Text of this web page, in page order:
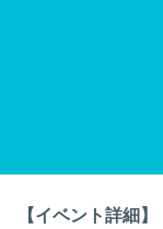
【イベント詳細】